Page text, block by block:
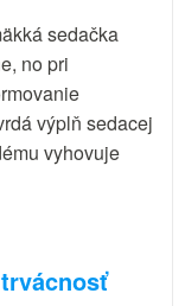
sedačka
no pri
výplň sedacej
vyhovuje